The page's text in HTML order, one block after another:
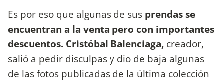
Es por eso que algunas de sus prendas se
encuentran a la venta pero con importantes
descuentos. Cristóbal Balenciaga, creador,
salió a pedir disculpas y dio de baja algunas
de las fotos publicadas de la última colección